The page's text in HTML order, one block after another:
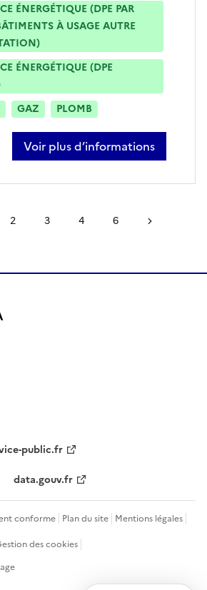
ÉNERGÉTIQUE (DPE PAR
À USAGE AUTRE
ÉNERGÉTIQUE (DPE
GAZ PLOMB
Voir plus d’informations
sur laurent danthez
2 3 4 6
public.fr
data.gouv.fr
conforme Plan du site Mentions légales
des cookies